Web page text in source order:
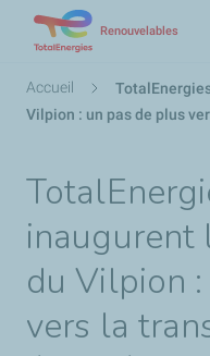
Renouvelables
Fil
d'Ariane
Accueil
Vilpion : un pas de plus
inaugurent
du Vilpion
vers la